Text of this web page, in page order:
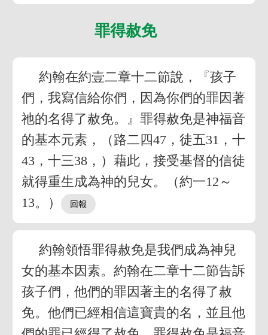
罪得赦免
約翰在約壹二章十二節說，『孩子
們，我寫信給你們，因為你們的罪因著
祂的名得了赦免。』罪得赦免是神福音
的基本元素，（路二四47，徒五31，十
43，十三38，）藉此，接受基督的信徒
就得重生成為神的兒女。（約一12～
13。）
約翰領悟罪得赦免是我們成為神兒
女的基本因素。約翰在二章十二節告訴
孩子們，他們的罪因著主的名得了赦
免。他們已經相信這寶貴的名，並且他